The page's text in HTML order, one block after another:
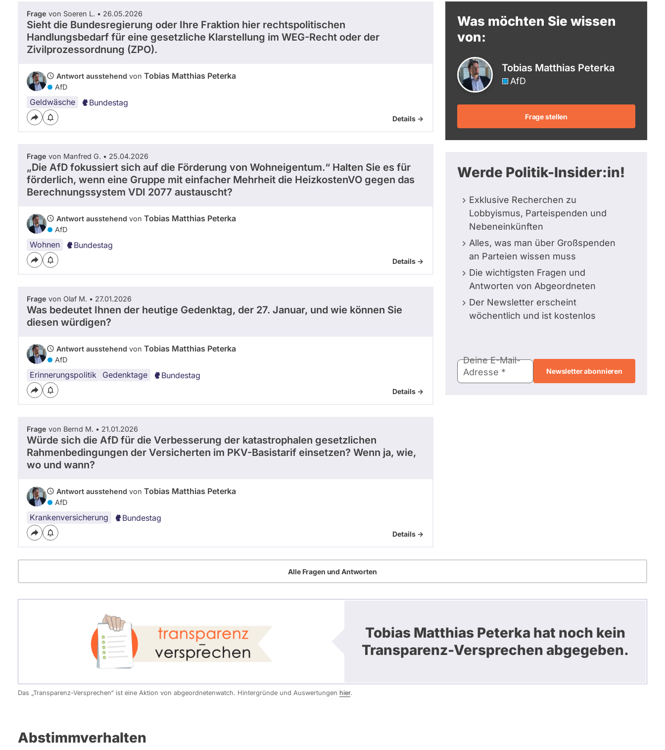
berücksichtigt.
Frage von Soeren L. • 26.05.2026
Sieht die Bundesregierung oder Ihre Fraktion hier rechtspolitischen
Handlungsbedarf für eine gesetzliche Klarstellung im WEG-Recht oder der
Zivilprozessordnung (ZPO).
Antwort ausstehend von Tobias Matthias Peterka
AfD
Geldwäsche Bundestag
Details ->
Frage von Manfred G. • 25.04.2026
„Die AfD fokussiert sich auf die Förderung von Wohneigentum.“ Halten Sie es für
förderlich, wenn eine Gruppe mit einfacher Mehrheit die HeizkostenVO gegen das
Berechnungssystem VDI 2077 austauscht?
Antwort ausstehend von Tobias Matthias Peterka
AfD
Wohnen Bundestag
Details ->
Frage von Olaf M. • 27.01.2026
Was bedeutet Ihnen der heutige Gedenktag, der 27. Januar, und wie können Sie
diesen würdigen?
Antwort ausstehend von Tobias Matthias Peterka
AfD
Erinnerungspolitik Gedenktage Bundestag
Details ->
Frage von Bernd M. • 21.01.2026
Würde sich die AfD für die Verbesserung der katastrophalen gesetzlichen
Rahmenbedingungen der Versicherten im PKV-Basistarif einsetzen? Wenn ja, wie,
wo und wann?
Antwort ausstehend von Tobias Matthias Peterka
AfD
Krankenversicherung Bundestag
Details ->
Was möchten Sie wissen
von:
Tobias Matthias Peterka
AfD
Frage stellen
Werde Politik-Insider:in!
Exklusive Recherchen zu
Lobbyismus, Parteispenden und
Nebeneinkünften
Alles, was man über Großspenden
an Parteien wissen muss
Die wichtigsten Fragen und
Antworten von Abgeordneten
Der Newsletter erscheint
wöchentlich und ist kostenlos
Mail-
Adresse
Deine E-Mail-
Adresse
Alle Fragen und Antworten
Tobias Matthias Peterka hat noch kein
Transparenz-Versprechen abgegeben.
Das „Transparenz-Versprechen“ ist eine Aktion von abgeordnetenwatch. Hintergründe und Auswertungen hier.
Abstimmverhalten